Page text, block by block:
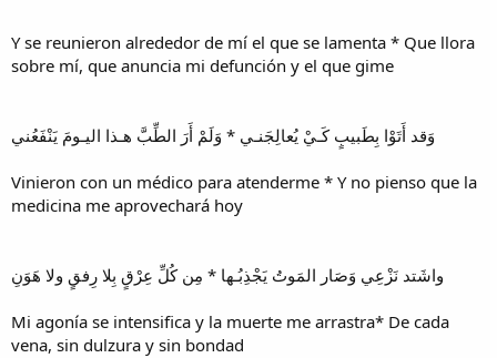
Y se reunieron alrededor de mí el que se lamenta * Que llora
sobre mí, que anuncia mi defunción y el que gime
وَقد أَتَوْا بِطَبيبٍ كَـيْ يُعالِجَنـي * وَلَمْ أَرَ الطِّبَّ هـذا اليـومَ يَنْفَعُني
Vinieron con un médico para atenderme * Y no pienso que la
medicina me aprovechará hoy
واشَتد نَزْعِي وَصَار المَوتُ يَجْذِبُـها * مِن كُلِّ عِرْقٍ بِلا رِفقٍ ولا هَوَنِ
Mi agonía se intensifica y la muerte me arrastra* De cada
vena, sin dulzura y sin bondad